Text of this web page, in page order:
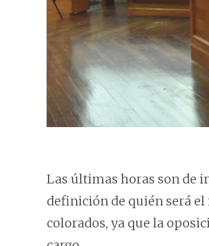
Las últimas horas son de
definición de quién será el
colorados, ya que la